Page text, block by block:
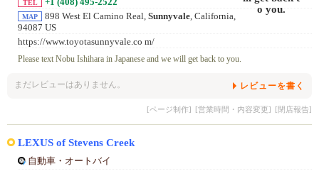
TEL
MAP 898 West El Camino Real, Sunnyvale , California,
94087 US
https://www.toyotasunnyvale.co m/
Please text Nobu Ishihara in Japanese and we will get back to you.
まだレビューはありません。 レビューを書く
[ページ制作] [営業時間・内容変更] [閉店報告]
LEXUS of Stevens Creek
自動車・オートバイ